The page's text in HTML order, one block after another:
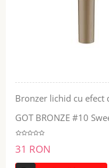
Bronzer lichid cu efect
GOT BRONZE #10
31 RON